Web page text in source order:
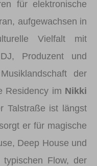
für elektronische
aufgewachsen in
Vielfalt mit
Produzent und
der
Residency im Nikki
Talstraße ist längst
er für magische
Deep House und
Flow, der